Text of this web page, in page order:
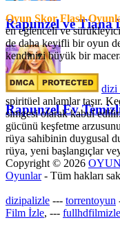
Rapunzel ve Tiana
Rapunzel Ev
Oyun Skor Flash
en eğlenceli ve
de daha keyifli bir oyun
kendinizi büyük bir
dizi
spiritüel anlamlar taşır.
simgesi olarak kabul
gücünü keşfetme
rüya sahibinin duygusal
rüya, yeni başlangıçlar
Copyright © 2026
Oyunlar- Tüm hakları
dizipalizle --- torrentoyun
Film İzle, ---